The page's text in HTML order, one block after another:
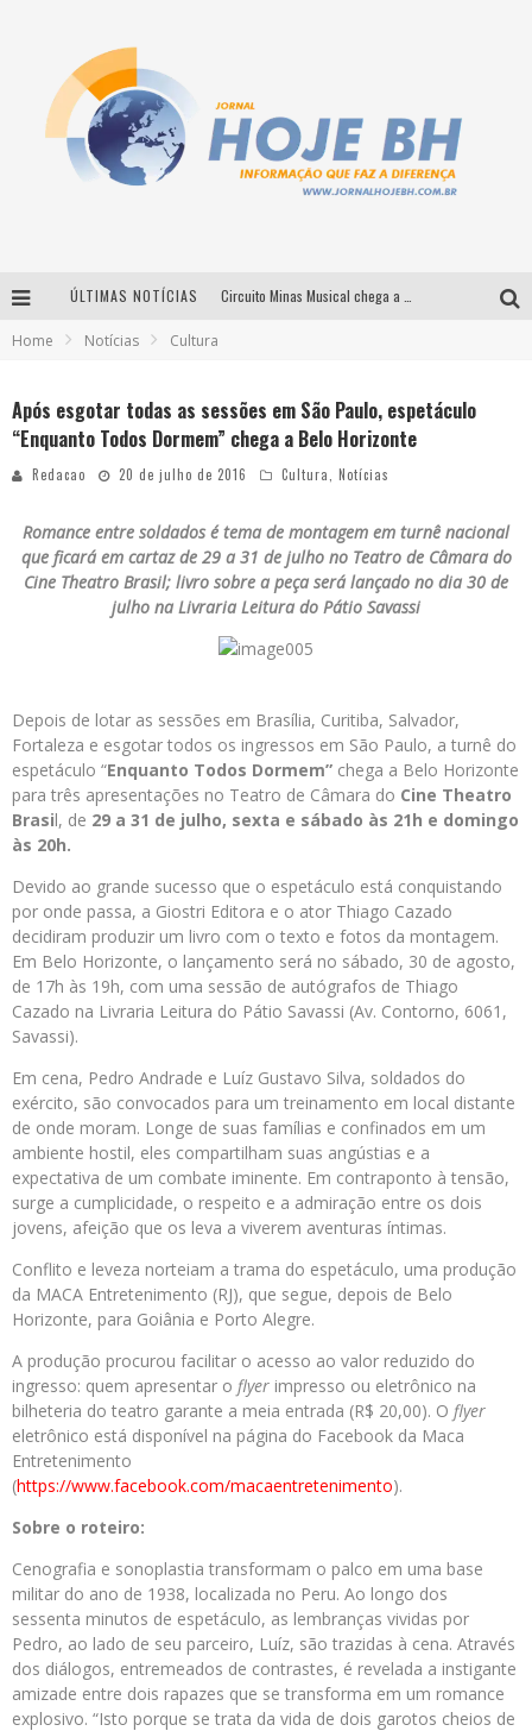
ÚLTIMAS NOTÍCIAS
Milton Guedes traz turnê “Milton Canta Lulu” a Belo Horizonte
Home Notícias Cultura
Após esgotar todas as sessões em São Paulo, espetáculo
“Enquanto Todos Dormem” chega a Belo Horizonte
Redacao 20 de julho de 2016 Cultura Notícias
Romance entre soldados é tema de montagem em turnê nacional
que ficará em cartaz de 29 a 31 de julho no Teatro de Câmara do
Cine Theatro Brasil; livro sobre a peça será lançado no dia 30 de
julho na Livraria Leitura do Pátio Savassi
Depois de lotar as sessões em Brasília, Curitiba, Salvador,
Fortaleza e esgotar todos os ingressos em São Paulo, a turnê do
espetáculo “Enquanto Todos Dormem” chega a Belo Horizonte
para três apresentações no Teatro de Câmara do Cine Theatro
Brasil, de 29 a 31 de julho, sexta e sábado às 21h e domingo
às 20h.
Devido ao grande sucesso que o espetáculo está conquistando
por onde passa, a Giostri Editora e o ator Thiago Cazado
decidiram produzir um livro com o texto e fotos da montagem.
Em Belo Horizonte, o lançamento será no sábado, 30 de agosto,
de 17h às 19h, com uma sessão de autógrafos de Thiago
Cazado na Livraria Leitura do Pátio Savassi (Av. Contorno, 6061,
Savassi).
Em cena, Pedro Andrade e Luíz Gustavo Silva, soldados do
exército, são convocados para um treinamento em local distante
de onde moram. Longe de suas famílias e confinados em um
ambiente hostil, eles compartilham suas angústias e a
expectativa de um combate iminente. Em contraponto à tensão,
surge a cumplicidade, o respeito e a admiração entre os dois
jovens, afeição que os leva a viverem aventuras íntimas.
Conflito e leveza norteiam a trama do espetáculo, uma produção
da MACA Entretenimento (RJ), que segue, depois de Belo
Horizonte, para Goiânia e Porto Alegre.
A produção procurou facilitar o acesso ao valor reduzido do
ingresso: quem apresentar o flyer impresso ou eletrônico na
bilheteria do teatro garante a meia entrada (R$ 20,00). O flyer
eletrônico está disponível na página do Facebook da Maca
Entretenimento
(https://www.facebook.com/macaentretenimento).
Sobre o roteiro:
Cenografia e sonoplastia transformam o palco em uma base
militar do ano de 1938, localizada no Peru. Ao longo dos
sessenta minutos de espetáculo, as lembranças vividas por
Pedro, ao lado de seu parceiro, Luíz, são trazidas à cena. Através
dos diálogos, entremeados de contrastes, é revelada a instigante
amizade entre dois rapazes que se transforma em um romance
explosivo. “Isto porque se trata da vida de dois garotos cheios de